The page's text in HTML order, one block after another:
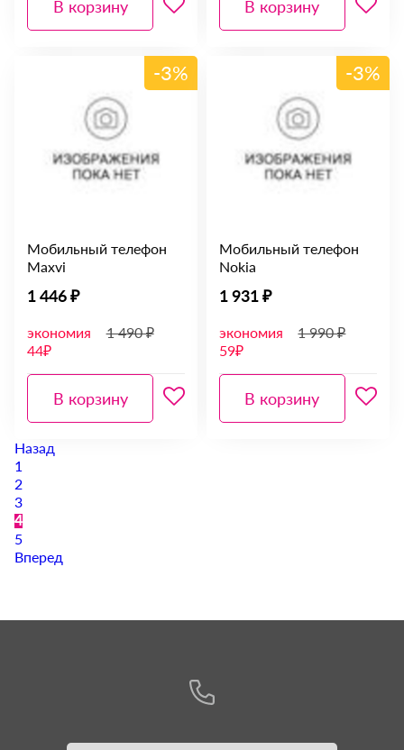
В корзину В корзину
-3%
Мобильный телефон
Maxvi
1 446 ₽
экономия
44₽
1 490 ₽
В корзину
-3%
Мобильный телефон
Nokia
1 931 ₽
экономия
59₽
1 990 ₽
В корзину
Назад
1
2
3
4
5
Вперед